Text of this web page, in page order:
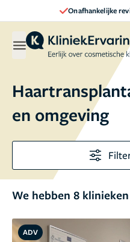
Direct
en omgeving
We hebben 8
ADV